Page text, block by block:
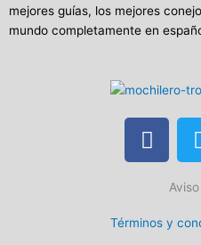
mejores guías, los mejores
mundo completamente en
F
a
b
Términos y